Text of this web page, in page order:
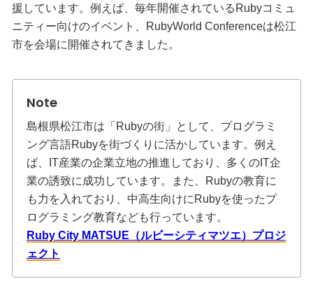
援しています。例えば、毎年開催されているRubyコミュ
ニティー向けのイベント、RubyWorld Conferenceは松江
市を会場に開催されてきました。
島根県松江市は「Rubyの街」として、プログラミ
ング言語Rubyを街づくりに活かしています。例え
ば、IT産業の企業立地の推進しており、多くのIT企
業の誘致に成功しています。また、Rubyの教育に
も力を入れており、中高生向けにRubyを使ったプ
ログラミング教育なども行っています。
Ruby City MATSUE（ルビーシティマツエ）プロジ
ェクト